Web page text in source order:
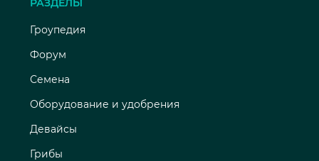
РАЗДЕЛЫ
Гроупедия
Форум
Семена
Оборудование и удобрения
Девайсы
Грибы